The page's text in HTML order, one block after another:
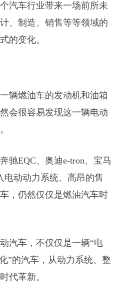
汽车行业带来一场前所未
、制造、销售等等领域的
的变化。
辆燃油车的发动机和油箱
会很容易发现这一辆电动
驰EQC、奥迪e-tron、宝马
动动力系统、高昂的售
，仍然仅仅是燃油汽车时
汽车，不仅仅是一辆“电
”的汽车，从动力系统、整
代革新。